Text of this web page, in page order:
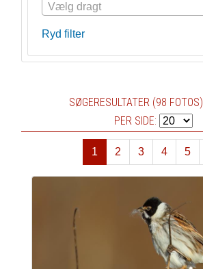
Vælg dragt
Ryd filter
SØGERESULTATER (98 FOTOS)
PER SIDE:
1 2 3 4 5